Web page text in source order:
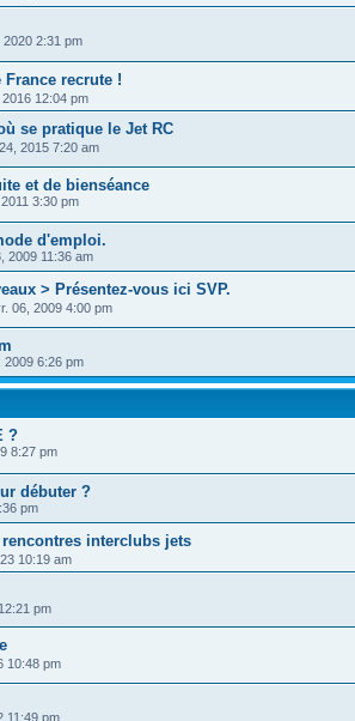
2020 2:31 pm
recrute !
12:04 pm
se pratique le Jet RC
2015 7:20 am
et de bienséance
3:30 pm
d'emploi.
2009 11:36 am
> Présentez-vous ici SVP.
06, 2009 4:00 pm
2009 6:26 pm
?
8:27 pm
débuter ?
pm
interclubs jets
10:19 am
pm
10:48 pm
11:49 pm